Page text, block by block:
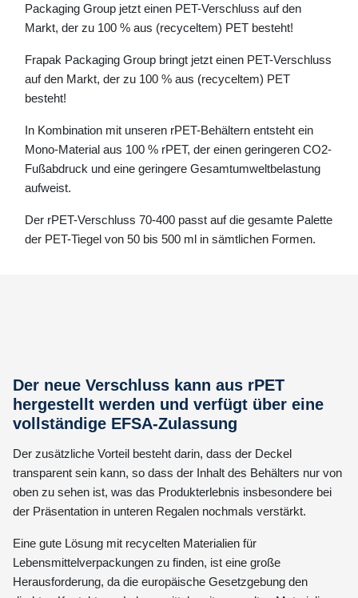
Packaging Group jetzt einen PET-Verschluss auf den
Markt, der zu 100 % aus (recyceltem) PET besteht!
Frapak Packaging Group bringt jetzt einen PET-Verschluss
auf den Markt, der zu 100 % aus (recyceltem) PET
besteht!
In Kombination mit unseren rPET-Behältern entsteht ein
Mono-Material aus 100 % rPET, der einen geringeren CO2-
Fußabdruck und eine geringere Gesamtumweltbelastung
aufweist.
Der rPET-Verschluss 70-400 passt auf die gesamte Palette
der PET-Tiegel von 50 bis 500 ml in sämtlichen Formen.
Der neue Verschluss kann aus rPET
hergestellt werden und verfügt über eine
vollständige EFSA-Zulassung
Der zusätzliche Vorteil besteht darin, dass der Deckel
transparent sein kann, so dass der Inhalt des Behälters nur von
oben zu sehen ist, was das Produkterlebnis insbesondere bei
der Präsentation in unteren Regalen nochmals verstärkt.
Eine gute Lösung mit recycelten Materialien für
Lebensmittelverpackungen zu finden, ist eine große
Herausforderung, da die europäische Gesetzgebung den